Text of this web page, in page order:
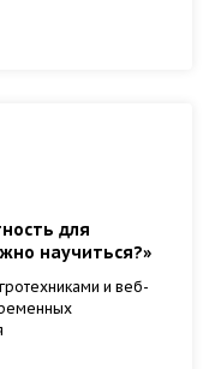
для
научиться?»
и веб-